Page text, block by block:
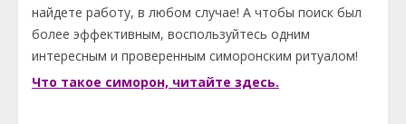
найдете работу, в любом случае! А чтобы поиск был
более эффективным, воспользуйтесь одним
интересным и проверенным симоронским ритуалом!
Что такое симорон, читайте здесь.